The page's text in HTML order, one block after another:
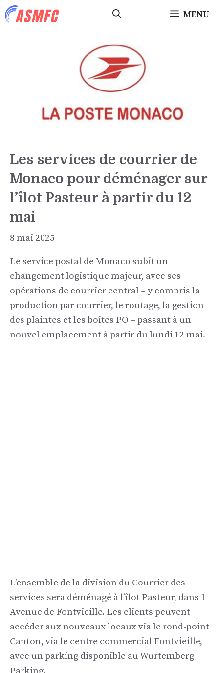
Aller
au
MENU
Les services de courrier de
Monaco pour déménager sur
l’îlot Pasteur à partir du 12
mai
8 mai 2025
Le service postal de Monaco subit un
changement logistique majeur, avec ses
opérations de courrier central – y compris la
production par courrier, le routage, la gestion
des plaintes et les boîtes PO – passant à un
nouvel emplacement à partir du lundi 12 mai.
L’ensemble de la division du Courrier des
services sera déménagé à l’îlot Pasteur, dans 1
Avenue de Fontvieille. Les clients peuvent
accéder aux nouveaux locaux via le rond-point
Canton, via le centre commercial Fontvieille,
avec un parking disponible au Wurtemberg
Parking.